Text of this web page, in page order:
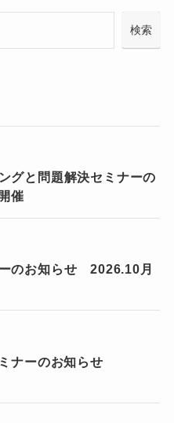
検索
グと問題解決セミナーの
催
のお知らせ 2026.10月
ナーのお知らせ